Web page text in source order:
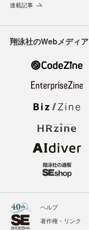
連載記事
翔泳社のWebメディア
ヘルプ
著作権・リンク